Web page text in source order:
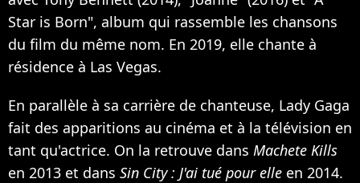
Star is Born", album qui rassemble les chansons
du film du même nom. En 2019, elle chante à
résidence à Las Vegas.
En parallèle à sa carrière de chanteuse, Lady Gaga
fait des apparitions au cinéma et à la télévision en
tant qu'actrice. On la retrouve dans Machete Kills
en 2013 et dans Sin City : J'ai tué pour elle en 2014.